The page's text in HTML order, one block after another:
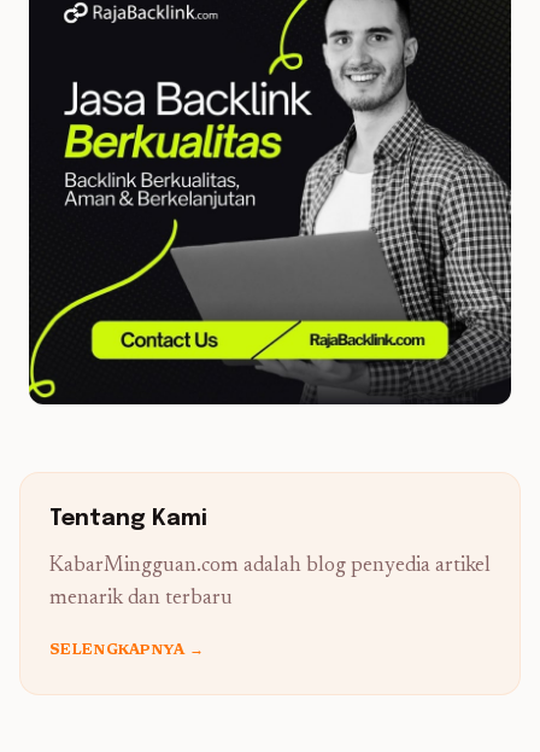
Tentang Kami
KabarMingguan.com adalah blog penyedia artikel
menarik dan terbaru
SELENGKAPNYA →